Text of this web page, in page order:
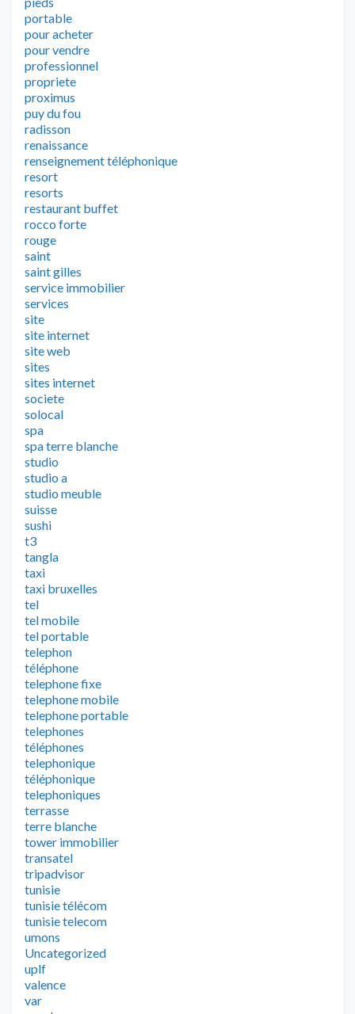
portable
pour acheter
pour vendre
professionnel
propriete
proximus
puy du fou
radisson
renaissance
renseignement téléphonique
resort
resorts
restaurant buffet
rocco forte
rouge
saint
saint gilles
service immobilier
services
site
site internet
site web
sites
sites internet
societe
solocal
spa
spa terre blanche
studio
studio a
studio meuble
suisse
sushi
t3
tangla
taxi
taxi bruxelles
tel
tel mobile
tel portable
telephon
téléphone
telephone fixe
telephone mobile
telephone portable
telephones
téléphones
telephonique
téléphonique
telephoniques
terrasse
terre blanche
tower immobilier
transatel
tripadvisor
tunisie
tunisie télécom
tunisie telecom
umons
Uncategorized
uplf
valence
var